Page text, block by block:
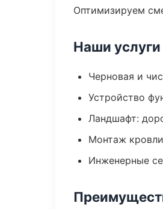
Оптимизируем
Наши услуги
Черновая и
Устройство
Ландшафт:
Монтаж
Инженерные